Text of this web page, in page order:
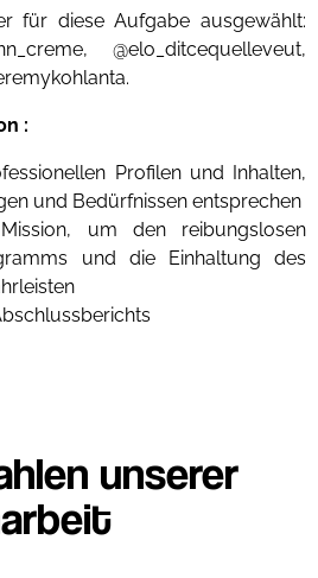
für diese Aufgabe ausgewählt:
@elo_ditcequelleveut,
:
Profilen und Inhalten,
und Bedürfnissen entsprechen
um den reibungslosen
und die Einhaltung des
unserer